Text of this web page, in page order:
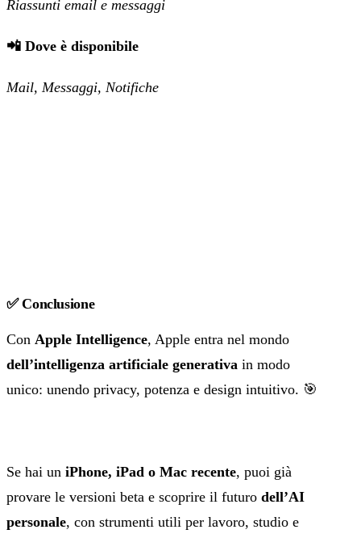
Riassunti email e messaggi
📲 Dove è disponibile
Mail, Messaggi, Notifiche
✅ Conclusione
Con Apple Intelligence, Apple entra nel mondo
dell’intelligenza artificiale generativa in modo
unico: unendo privacy, potenza e design intuitivo. 🎯
Se hai un iPhone, iPad o Mac recente, puoi già
provare le versioni beta e scoprire il futuro dell’AI
personale, con strumenti utili per lavoro, studio e